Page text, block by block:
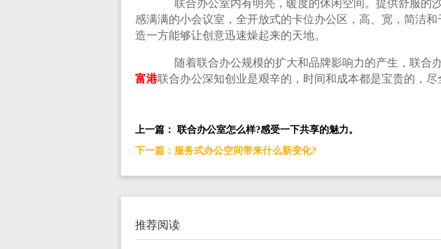
联合办公室内有明亮，暖度的休闲空间。提供舒服的
感满满的小会议室，全开放式的卡位办公区，高、宽，简洁
造一方能够让创意迅速燥起来的天地。
随着联合办公规模的扩大和品牌影响力的产生，联合办
富港联合办公深知创业是艰辛的，时间和成本都是宝贵的，尽
上一篇： 联合办公室怎么样?感受一下共享的魅力。
下一篇：服务式办公空间带来什么新变化?
推荐阅读